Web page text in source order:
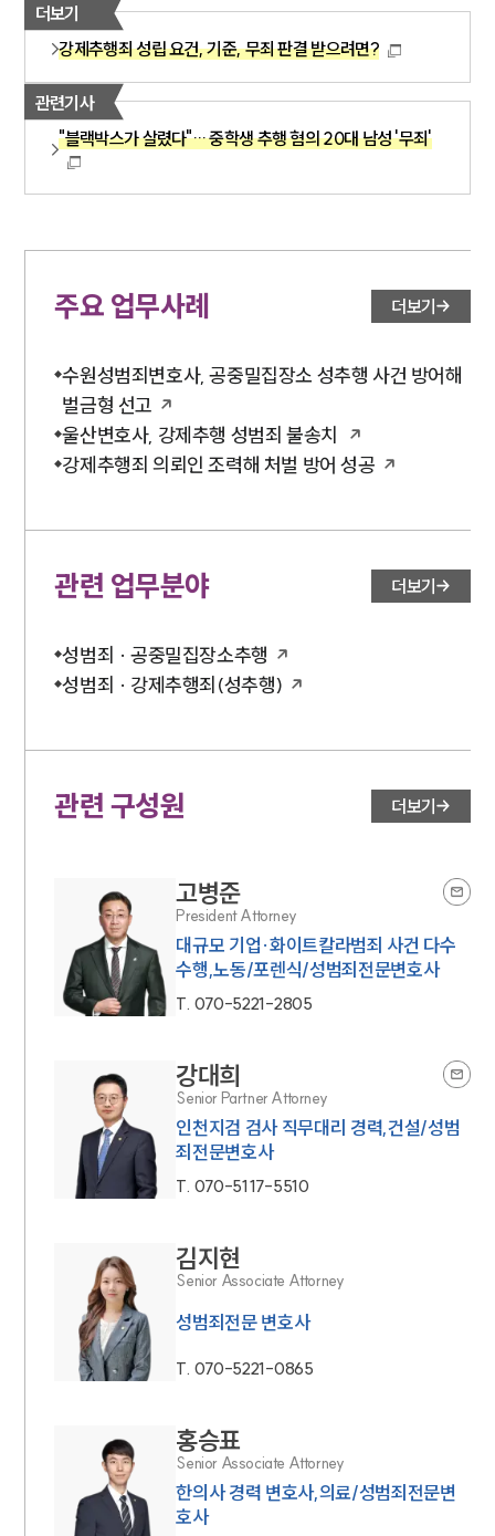
더보기
강제추행죄 성립 요건, 기준, 무죄 판결 받으려면?
관련기사
"블랙박스가 살렸다"… 중학생 추행 혐의 20대 남성 '무죄'
주요 업무사례 더보기
수원성범죄변호사, 공중밀집장소 성추행 사건 방어해
벌금형 선고
울산변호사, 강제추행 성범죄 불송치
강제추행죄 의뢰인 조력해 처벌 방어 성공
관련 업무분야 더보기
성범죄 · 공중밀집장소추행
성범죄 · 강제추행죄(성추행)
관련 구성원 더보기
고병준
President Attorney
대규모 기업·화이트칼라범죄 사건 다수
수행,노동/포렌식/성범죄전문변호사
T. 070-5221-2805
강대희
Senior Partner Attorney
인천지검 검사 직무대리 경력,건설/성범
죄전문변호사
T. 070-5117-5510
김지현
Senior Associate Attorney
성범죄전문 변호사
T. 070-5221-0865
홍승표
Senior Associate Attorney
한의사 경력 변호사,의료/성범죄전문변
호사